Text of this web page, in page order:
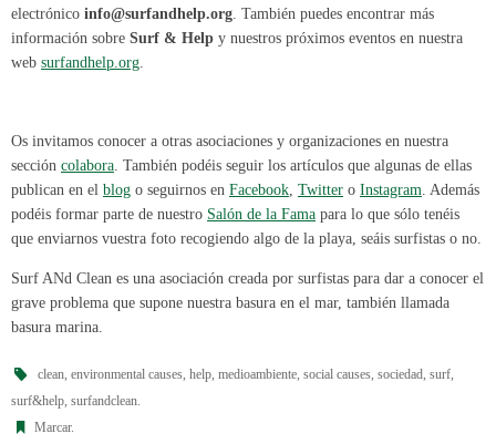
electrónico info@surfandhelp.org. También puedes encontrar más
información sobre Surf & Help y nuestros próximos eventos en nuestra
web surfandhelp.org.
Os invitamos conocer a otras asociaciones y organizaciones en nuestra
sección colabora. También podéis seguir los artículos que algunas de ellas
publican en el blog o seguirnos en Facebook, Twitter o Instagram. Además
podéis formar parte de nuestro Salón de la Fama para lo que sólo tenéis
que enviarnos vuestra foto recogiendo algo de la playa, seáis surfistas o no.
Surf ANd Clean es una asociación creada por surfistas para dar a conocer el
grave problema que supone nuestra basura en el mar, también llamada
basura marina.
clean, environmental causes, help, medioambiente, social causes, sociedad, surf,
surf&help, surfandclean.
Marcar.